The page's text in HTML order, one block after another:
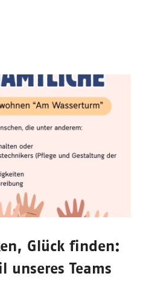
Glück finden:
unseres Teams